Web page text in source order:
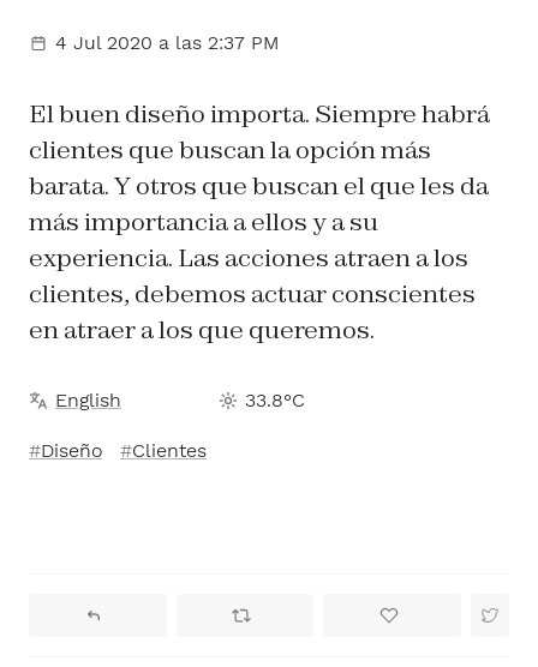
4 Jul 2020 a las 2:37 PM
El buen diseño importa. Siempre habrá
clientes que buscan la opción más
barata. Y otros que buscan el que les da
más importancia a ellos y a su
experiencia. Las acciones atraen a los
clientes, debemos actuar conscientes
en atraer a los que queremos.
English 33.8°C
Diseño Clientes